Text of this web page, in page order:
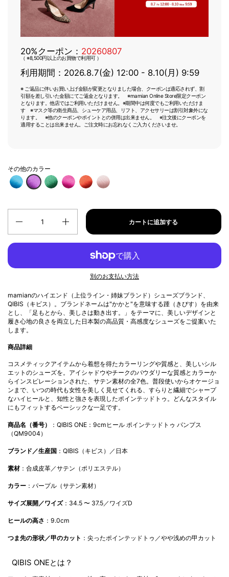
20%クーポン： 20260807
（ ※8,500円以上のお買物で利用可 ）
利用期間：2026.8.7(金) 12:00 - 8.10(月) 9:59
※ ご返品に伴いお買い上げ金額が変更となりました場合、クーポンは適応されず、割
引額を差し引いた金額にてご返金となります。 ※mamian Online Store限定クーポン
となります。他店ではご利用いただけません。※期間中は何度でもご利用いただけま
す ※マスク等の衛生商品、シューケア用品、リフト、アクセサリーは割引対象外にな
ります。 ※他のクーポンやポイントとの併用は出来ません。 ※注文後にクーポンを
適用することは出来ません。ご注文時にお忘れなくご入力くださいませ。
その他のカラー
カートに追加する
別のお支払い方法
mamianのハイエンド（上位ライン・姉妹ブランド）シューズブランド、
QIBIS（キビス）。ブランドネームは"かかと"を意味する踵（きびす）を由来
とし、「足もとから、美しさは動き出す。」をテーマに、 美しいデザインと
履き心地の良さを両立した日本製の高品質・高感度なシューズをご提案いた
します。
商品詳細
コスメティックアイテムから着想を得たカラーリングや質感と、美しいシル
エットのシューズを。アイシャドウやチークのパウダリーな質感とカラーか
らインスピレーションされた、サテン素材の全7色。普段使いからオケージョ
ンまで、いつの時代も女性を美しく見せてくれる、すらりと繊細でシャープ
なハイヒールと、知性と強さを表現したポインテッドトゥ。どんなスタイル
にもフィットするベーシックな一足です。
商品名（番号）
：QIBIS ONE：9cmヒール ポインテッドトゥ パンプス
（QM9004）
ブランド／生産国 ：QIBIS（キビス）／日本
素材：合成皮革／サテン（ポリエステル）
カラー ：パープル（サテン素材）
サイズ展開／ワイズ： 34.5 〜 37.5／ワイズD
ヒールの高さ ：9.0cm
つま先の形状／甲のカット ：尖ったポインテッドトゥ／やや浅めの甲カット
QIBIS ONEとは？